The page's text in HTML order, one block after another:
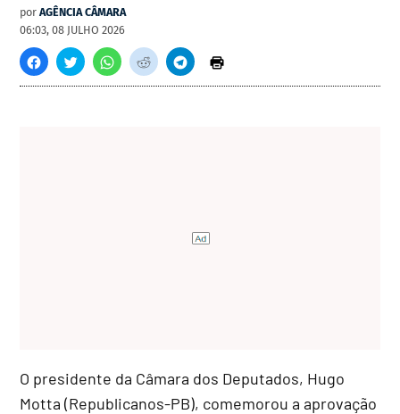
por AGÊNCIA CÂMARA
06:03, 08 JULHO 2026
O presidente da Câmara dos Deputados, Hugo
Motta (Republicanos-PB), comemorou a aprovação